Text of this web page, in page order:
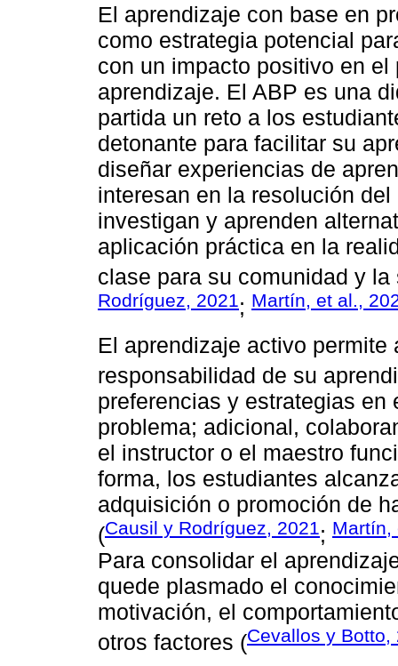
El aprendizaje con base en
como estrategia potencial
con un impacto positivo en
aprendizaje. El ABP es una
partida un reto a los
detonante para facilitar su
diseñar experiencias de
interesan en la resolución
investigan y aprenden
aplicación práctica en la
clase para su comunidad y
Rodríguez, 2021; Martín, et al.,
El aprendizaje activo
responsabilidad de su
preferencias y estrategias
problema; adicional,
el instructor o el maestro
forma, los estudiantes
adquisición o promoción de
(Causil y Rodríguez, 2021; Martín,
Para consolidar el
quede plasmado el
motivación, el
otros factores (Cevallos y Botto,